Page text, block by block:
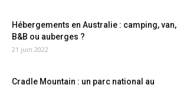
Hébergements en Australie : camping, van,
B&B ou auberges ?
21 juin 2022
Cradle Mountain : un parc national au